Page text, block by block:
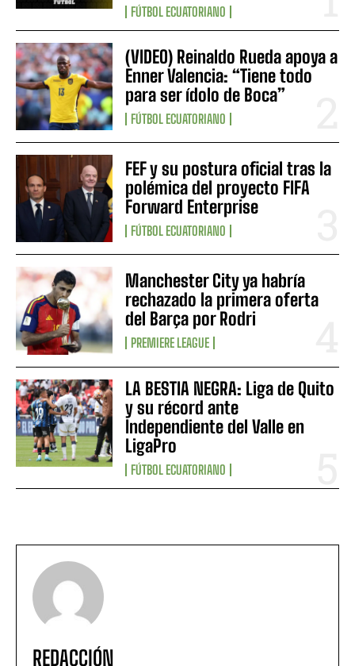
FÚTBOL ECUATORIANO
(VIDEO) Reinaldo Rueda apoya a
Enner Valencia: “Tiene todo
para ser ídolo de Boca”
FÚTBOL ECUATORIANO
FEF y su postura oficial tras la
polémica del proyecto FIFA
Forward Enterprise
FÚTBOL ECUATORIANO
Manchester City ya habría
rechazado la primera oferta
del Barça por Rodri
PREMIERE LEAGUE
LA BESTIA NEGRA: Liga de Quito
y su récord ante
Independiente del Valle en
LigaPro
FÚTBOL ECUATORIANO
REDACCIÓN